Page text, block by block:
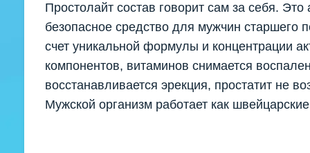
Простолайт состав говорит сам за себя.
безопасное средство для мужчин старшего
счет уникальной формулы и концентрации
компонентов, витаминов снимается
восстанавливается эрекция, простатит не
Мужской организм работает как